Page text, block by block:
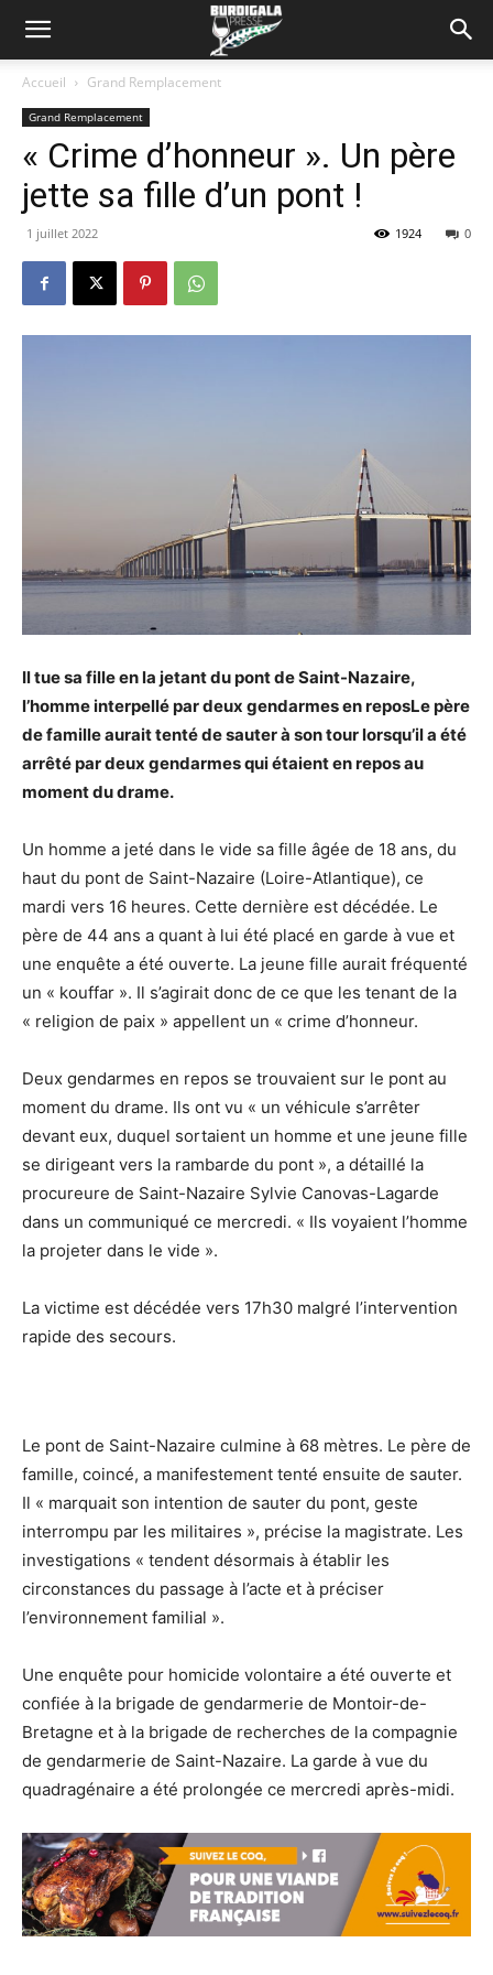
Accueil Grand Remplacement
Grand Remplacement
« Crime d’honneur ». Un père
jette sa fille d’un pont !
1 juillet 2022 0
1924
Il tue sa fille en la jetant du pont de Saint-Nazaire,
l’homme interpellé par deux gendarmes en reposLe père
de famille aurait tenté de sauter à son tour lorsqu’il a été
arrêté par deux gendarmes qui étaient en repos au
moment du drame.
Un homme a jeté dans le vide sa fille âgée de 18 ans, du
haut du pont de Saint-Nazaire (Loire-Atlantique), ce
mardi vers 16 heures. Cette dernière est décédée. Le
père de 44 ans a quant à lui été placé en garde à vue et
une enquête a été ouverte. La jeune fille aurait fréquenté
un « kouffar ». Il s’agirait donc de ce que les tenant de la
« religion de paix » appellent un « crime d’honneur.
Deux gendarmes en repos se trouvaient sur le pont au
moment du drame. Ils ont vu « un véhicule s’arrêter
devant eux, duquel sortaient un homme et une jeune fille
se dirigeant vers la rambarde du pont », a détaillé la
procureure de Saint-Nazaire Sylvie Canovas-Lagarde
dans un communiqué ce mercredi. « Ils voyaient l’homme
la projeter dans le vide ».
La victime est décédée vers 17h30 malgré l’intervention
rapide des secours.
Le pont de Saint-Nazaire culmine à 68 mètres. Le père de
famille, coincé, a manifestement tenté ensuite de sauter.
Il « marquait son intention de sauter du pont, geste
interrompu par les militaires », précise la magistrate. Les
investigations « tendent désormais à établir les
circonstances du passage à l’acte et à préciser
l’environnement familial ».
Une enquête pour homicide volontaire a été ouverte et
confiée à la brigade de gendarmerie de Montoir-de-
Bretagne et à la brigade de recherches de la compagnie
de gendarmerie de Saint-Nazaire. La garde à vue du
quadragénaire a été prolongée ce mercredi après-midi.